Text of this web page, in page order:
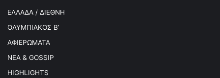
ΕΛΛΑΔΑ / ΔΙΕΘΝΗ
ΟΛΥΜΠΙΑΚΟΣ Β’
ΑΦΙΕΡΩΜΑΤΑ
ΝΕΑ & GOSSIP
HIGHLIGHTS